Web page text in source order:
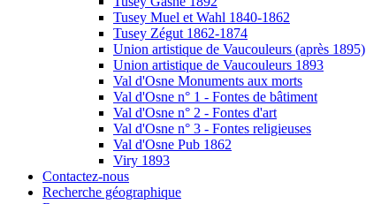
Tusey Muel et Wahl 1840-1862
Tusey Zégut 1862-1874
Union artistique de Vaucouleurs (après 1895)
Union artistique de Vaucouleurs 1893
Val d'Osne Monuments aux morts
Val d'Osne n° 1 - Fontes de bâtiment
Val d'Osne n° 2 - Fontes d'art
Val d'Osne n° 3 - Fontes religieuses
Val d'Osne Pub 1862
Viry 1893
Contactez-nous
Recherche géographique